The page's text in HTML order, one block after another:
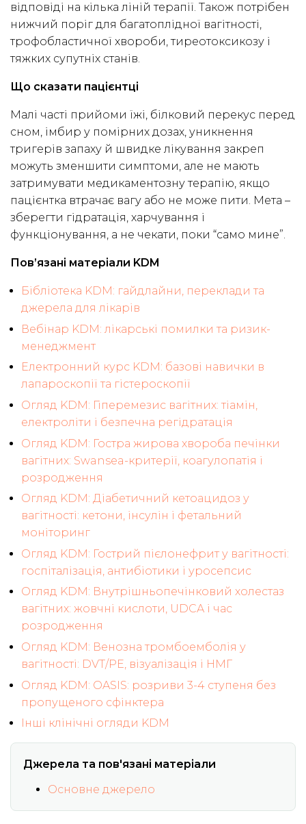
відповіді на кілька ліній терапії. Також потрібен
нижчий поріг для багатоплідної вагітності,
трофобластичної хвороби, тиреотоксикозу і
тяжких супутніх станів.
Що сказати пацієнтці
Малі часті прийоми їжі, білковий перекус перед
сном, імбир у помірних дозах, уникнення
тригерів запаху й швидке лікування закреп
можуть зменшити симптоми, але не мають
затримувати медикаментозну терапію, якщо
пацієнтка втрачає вагу або не може пити. Мета –
зберегти гідратація, харчування і
функціонування, а не чекати, поки “само мине”.
Пов’язані матеріали KDM
Бібліотека KDM: гайдлайни, переклади та
джерела для лікарів
Вебінар KDM: лікарські помилки та ризик-
менеджмент
Електронний курс KDM: базові навички в
лапароскопії та гістероскопії
Огляд KDM: Гіперемезис вагітних: тіамін,
електроліти і безпечна регідратація
Огляд KDM: Гостра жирова хвороба печінки
вагітних: Swansea-критерії, коагулопатія і
розродження
Огляд KDM: Діабетичний кетоацидоз у
вагітності: кетони, інсулін і фетальний
моніторинг
Огляд KDM: Гострий пієлонефрит у вагітності:
госпіталізація, антибіотики і уросепсис
Огляд KDM: Внутрішньопечінковий холестаз
вагітних: жовчні кислоти, UDCA і час
розродження
Огляд KDM: Венозна тромбоемболія у
вагітності: DVT/PE, візуалізація і НМГ
Огляд KDM: OASIS: розриви 3-4 ступеня без
пропущеного сфінктера
Інші клінічні огляди KDM
Джерела та пов'язані матеріали
Основне джерело